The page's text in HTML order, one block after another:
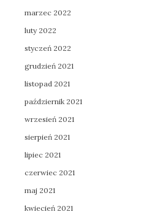
marzec 2022
luty 2022
styczeń 2022
grudzień 2021
listopad 2021
październik 2021
wrzesień 2021
sierpień 2021
lipiec 2021
czerwiec 2021
maj 2021
kwiecień 2021